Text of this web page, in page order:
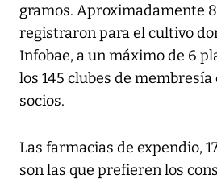
gramos. Aproximadamente
registraron para el cultivo
Infobae, a un máximo de 6
los 145 clubes de
socios.
Las farmacias de expendio,
son las que prefieren los